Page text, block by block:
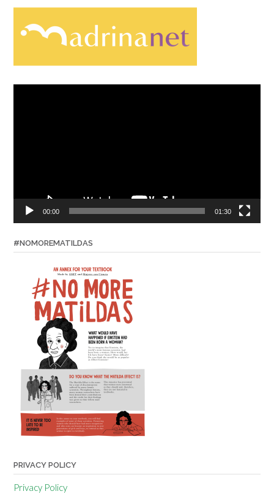
00:00 01:30
#NOMOREMATILDAS
PRIVACY POLICY
Privacy Policy